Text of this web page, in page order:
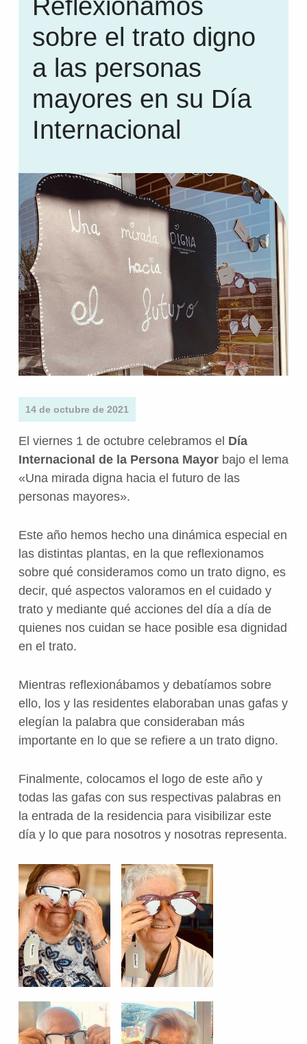
Reflexionamos
sobre el trato digno
a las personas
mayores en su Día
Internacional
14 de octubre de 2021
El viernes 1 de octubre celebramos el Día
Internacional de la Persona Mayorbajo el lema
«Una mirada digna hacia el futuro de las
personas mayores».
Este año hemos hecho una dinámica especial en
las distintas plantas, en la que reflexionamos
sobre qué consideramos como un trato digno, es
decir, qué aspectos valoramos en el cuidado y
trato y mediante qué acciones del día a día de
quienes nos cuidan se hace posible esa dignidad
en el trato.
Mientras reflexionábamos y debatíamos sobre
ello, los y las residentes elaboraban unas gafas y
elegían la palabra que consideraban más
importante en lo que se refiere a un trato digno.
Finalmente, colocamos el logo de este año y
todas las gafas con sus respectivas palabras en
la entrada de la residencia para visibilizar este
día y lo que para nosotros y nosotras representa.